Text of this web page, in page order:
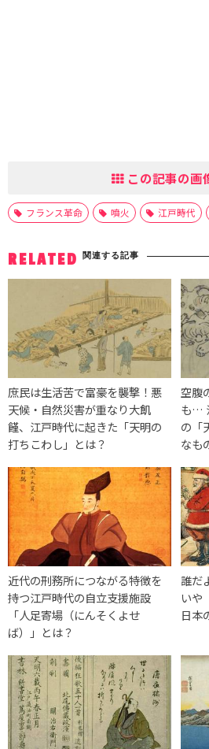
この記事の画
フランス革命 噴火 江戸時代
RELATED 関連する記事
庶民は生活苦で富豪を襲撃！悪
天候・自然災害が重なり大飢
饉、江戸時代に起きた「天明の
打ちこわし」とは？
空腹
も…
の「
なも
近代の刑務所につながる特徴を
持つ江戸時代の自立支援施設
「人足寄場（にんそくよせ
ば）」とは？
誰だ
いや
日本